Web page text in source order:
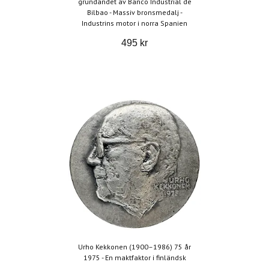
Bilbao - Massiv bronsmedalj -
Industrins motor i norra Spanien
495 kr
Urho Kekkonen (1900–1986) 75 år
1975 - En maktfaktor i finländsk